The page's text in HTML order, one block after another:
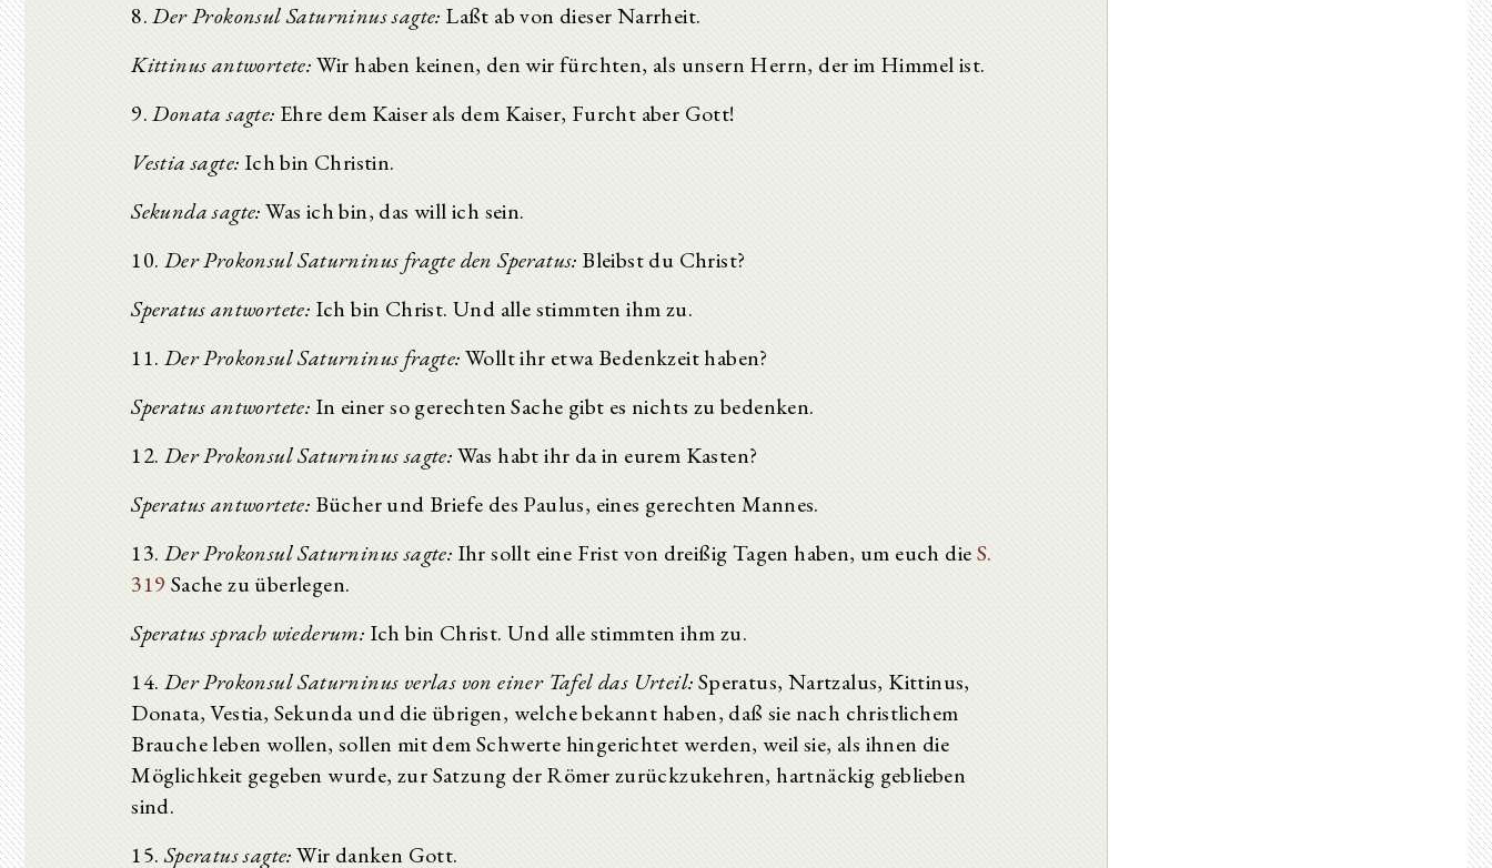
8.Der Prokonsul Saturninus sagte: Laßt ab von dieser Narrheit.
Kittinus antwortete:Wir haben keinen, den wir fürchten, als unsern Herrn, der im Himmel ist.
9.Donata sagte: Ehre dem Kaiser als dem Kaiser, Furcht aber Gott!
Vestia sagte: Ich bin Christin.
Sekunda sagte:Was ich bin, das will ich sein.
10. Der Prokonsul Saturninus fragte den Speratus: Bleibst du Christ?
Speratus antwortete: Ich bin Christ. Und alle stimmten ihm zu.
11. Der Prokonsul Saturninus fragte:Wollt ihr etwa Bedenkzeit haben?
Speratus antwortete: In einer so gerechten Sache gibt es nichts zu bedenken.
12. Der Prokonsul Saturninus sagte:Was habt ihr da in eurem Kasten?
Speratus antwortete: Bücher und Briefe des Paulus, eines gerechten Mannes.
13. Der Prokonsul Saturninus sagte:Ihr sollt eine Frist von dreißig Tagen haben, um euch dieS.
319 Sache zu überlegen.
Speratus sprach wiederum: Ich bin Christ. Und alle stimmten ihm zu.
14. Der Prokonsul Saturninus verlas von einer Tafel das Urteil:Speratus, Nartzalus, Kittinus,
Donata, Vestia, Sekunda und die übrigen, welche bekannt haben, daß sie nach christlichem
Brauche leben wollen, sollen mit dem Schwerte hingerichtet werden, weil sie, als ihnen die
Möglichkeit gegeben wurde, zur Satzung der Römer zurückzukehren, hartnäckig geblieben
sind.
15.Speratus sagte:Wir danken Gott.